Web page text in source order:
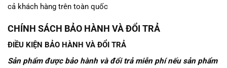
cả khách hàng trên toàn quốc
CHÍNH SÁCH BẢO HÀNH VÀ ĐỔI TRẢ
ĐIỀU KIỆN BẢO HÀNH VÀ ĐỔI TRẢ
Sản phẩm được bảo hành và đổi trả miễn phí nếu sản phẩm